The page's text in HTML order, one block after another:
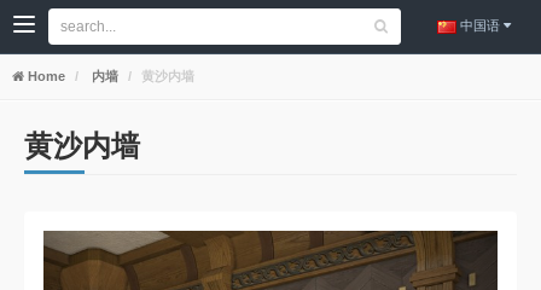
中国语
Home 内墙 黄沙内墙
黄沙内墙